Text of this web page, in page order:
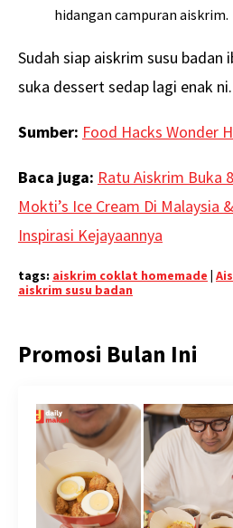
hidangan campuran aiskrim.
Sudah siap aiskrim susu badan
suka dessert sedap lagi enak ni.
Sumber: Food Hacks Wonder
Baca juga: Ratu Aiskrim Buka
Mokti’s Ice Cream Di Malaysia
Inspirasi Kejayaannya
tags: aiskrim coklat homemade |
aiskrim susu badan
Promosi Bulan Ini